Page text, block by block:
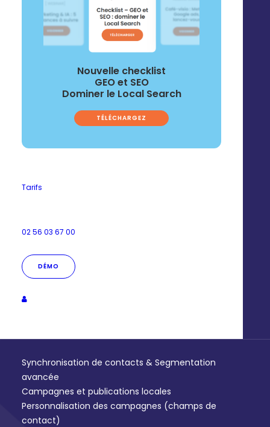
Nouvelle checklist
GEO et SEO
Dominer le Local Search
TÉLÉCHARGEZ
Tarifs
02 56 03 67 00
DÉMO
Inspirez vos communautés sur
les réseaux sociaux pour les
Synchronisation de contacts & Segmentation
avancée
Campagnes et publications locales
Personnalisation des campagnes (champs de
contact)